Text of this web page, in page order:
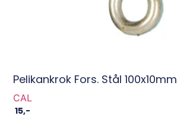
Pelikankrok Fors. Stål 100x10mm
CAL
15,-